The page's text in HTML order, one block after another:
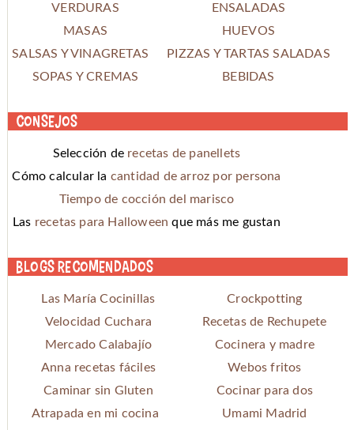
VERDURAS
ENSALADAS
MASAS
HUEVOS
SALSAS Y VINAGRETAS
PIZZAS Y TARTAS SALADAS
SOPAS Y CREMAS
BEBIDAS
Consejos
Selección de recetas de panellets
Cómo calcular la cantidad de arroz por persona
Tiempo de cocción del marisco
Las recetas para Halloween que más me gustan
Blogs recomendados
Las María Cocinillas
Crockpotting
Velocidad Cuchara
Recetas de Rechupete
Mercado Calabajío
Cocinera y madre
Anna recetas fáciles
Webos fritos
Caminar sin Gluten
Cocinar para dos
Atrapada en mi cocina
Umami Madrid